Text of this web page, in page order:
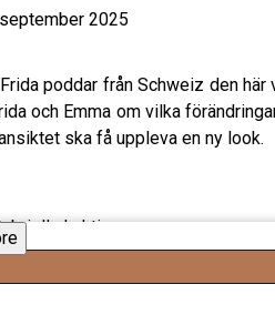
2025
poddar från Schweiz den
och Emma om vilka
ska få uppleva en ny look.
Lahti.